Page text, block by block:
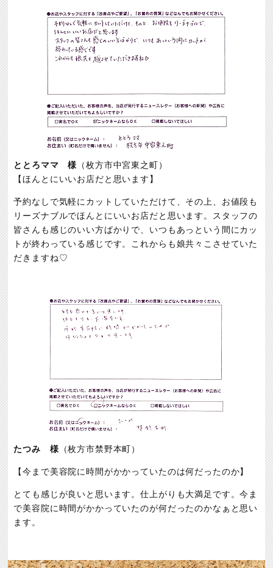
ととろママ 様 （枚方市中宮東之町）
【ほんとにいいお店だと思います】
予約なしで気軽にカットしていただけて、その上、お値段も
リーズナブルでほんとにいいお店だと思います。スタッフの
皆さんも感じのいい方ばかりで、いつもあっという間にカッ
トが終わっている感じです。これからも娘共々こさせていた
だきますね♡
たつみ 様 （枚方市禁野本町）
【今まで美容院に時間がかかっていたのは何だったのか】
とても感じが良いと思います。仕上がりも大満足です。今ま
で美容院に時間がかかっていたのが何だったのかなぁと思い
ます。